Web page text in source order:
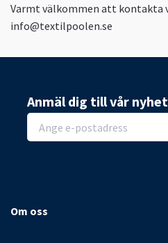
Varmt välkommen att kontakta
info@textilpoolen.se
Anmäl dig till vår
Om oss